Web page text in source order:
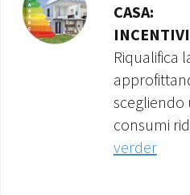
CASA:
Riqualifica
scegliendo
consumi
verder